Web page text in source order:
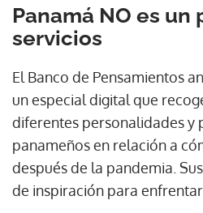
Panamá NO es un
servicios
El Banco de Pensamientos
un especial digital que
diferentes personalidades y
panameños en relación a
después de la pandemia.
de inspiración para enfrentar